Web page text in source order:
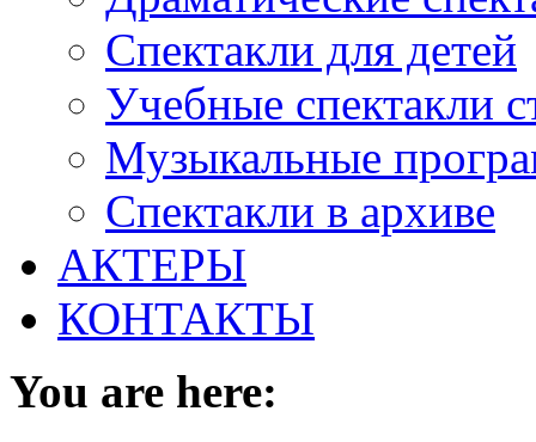
Спектакли для детей
Учебные спектакли
Музыкальные
Спектакли в архиве
АКТЕРЫ
КОНТАКТЫ
You are here: